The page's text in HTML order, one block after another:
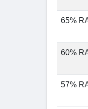
65%
60%
57%